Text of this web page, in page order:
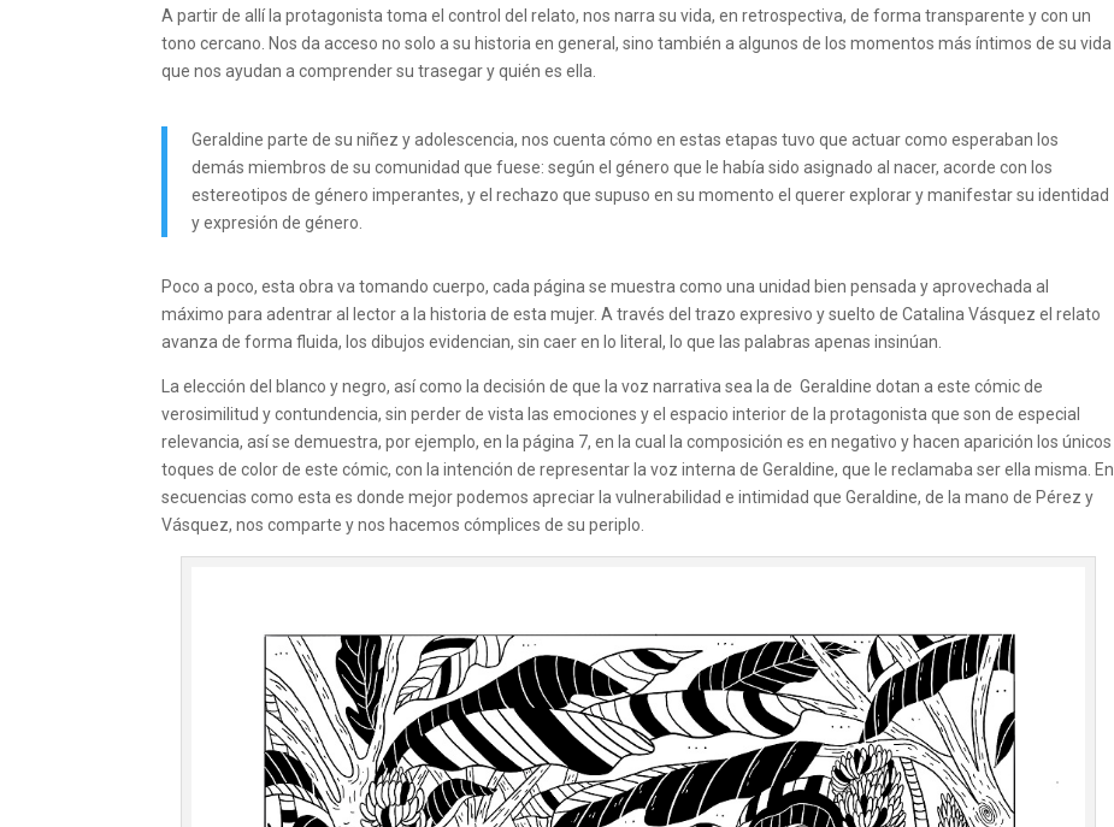
A partir de allí la protagonista toma el control del relato, nos narra su vida, en retrospectiva, de forma transparente y con un
tono cercano. Nos da acceso no solo a su historia en general, sino también a algunos de los momentos más íntimos de su vida
que nos ayudan a comprender su trasegar y quién es ella.
Geraldine parte de su niñez y adolescencia, nos cuenta cómo en estas etapas tuvo que actuar como esperaban los
demás miembros de su comunidad que fuese: según el género que le había sido asignado al nacer, acorde con los
estereotipos de género imperantes, y el rechazo que supuso en su momento el querer explorar y manifestar su identidad
y expresión de género.
Poco a poco, esta obra va tomando cuerpo, cada página se muestra como una unidad bien pensada y aprovechada al
máximo para adentrar al lector a la historia de esta mujer. A través del trazo expresivo y suelto de Catalina Vásquez el relato
avanza de forma fluida, los dibujos evidencian, sin caer en lo literal, lo que las palabras apenas insinúan.
La elección del blanco y negro, así como la decisión de que la voz narrativa sea la de Geraldine dotan a este cómic de
verosimilitud y contundencia, sin perder de vista las emociones y el espacio interior de la protagonista que son de especial
relevancia, así se demuestra, por ejemplo, en la página 7, en la cual la composición es en negativo y hacen aparición los únicos
toques de color de este cómic, con la intención de representar la voz interna de Geraldine, que le reclamaba ser ella misma. En
secuencias como esta es donde mejor podemos apreciar la vulnerabilidad e intimidad que Geraldine, de la mano de Pérez y
Vásquez, nos comparte y nos hacemos cómplices de su periplo.